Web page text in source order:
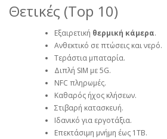
Θετικές (Top 10)
Εξαιρετική θερμική κάμερα.
Ανθεκτικό σε πτώσεις και νερό.
Τεράστια μπαταρία.
Διπλή SIM με 5G.
NFC πληρωμές.
Καθαρός ήχος κλήσεων.
Στιβαρή κατασκευή.
Ιδανικό για εργοτάξια.
Επεκτάσιμη μνήμη έως 1TB.